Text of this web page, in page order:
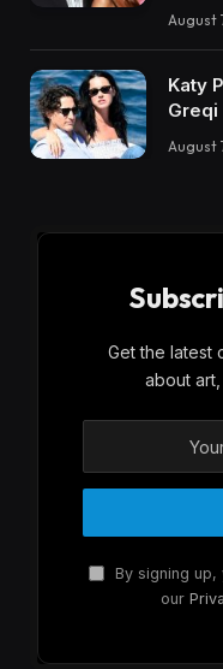
August
Katy
Greqi
August
Get the latest
about
By signing
our